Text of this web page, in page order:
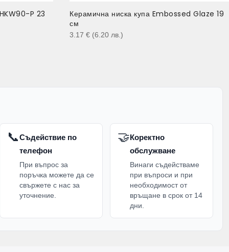
P 23
Керамична ниска купа Embossed Glaze 19
см
3.17 € (6.20 лв. )
📞Съдействие по
телефон
При въпрос за
поръчка можете да се
свържете с нас за
уточнение.
🤝Коректно
обслужване
Винаги съдействаме
при въпроси и при
необходимост от
връщане в срок от 14
дни.